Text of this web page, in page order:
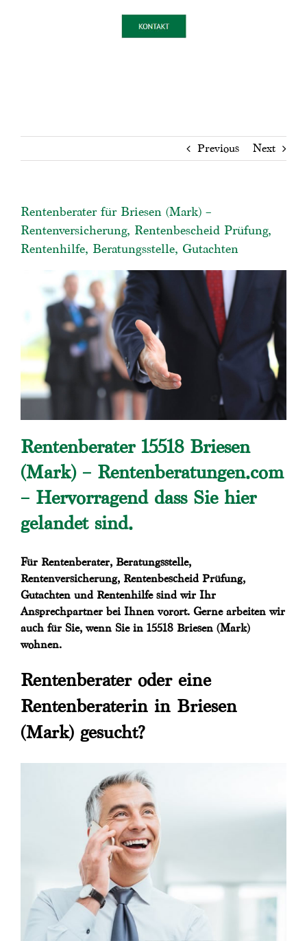
Previous Next
Rentenberater für Briesen (Mark) –
Rentenversicherung, Rentenbescheid Prüfung,
Rentenhilfe, Beratungsstelle, Gutachten
Rentenberater 15518 Briesen
(Mark) – Rentenberatungen.com
– Hervorragend dass Sie hier
gelandet sind.
Für Rentenberater, Beratungsstelle,
Rentenversicherung, Rentenbescheid Prüfung,
Gutachten und Rentenhilfe sind wir Ihr
Ansprechpartner bei Ihnen vorort. Gerne arbeiten wir
auch für Sie, wenn Sie in 15518 Briesen (Mark)
wohnen.
Rentenberater oder eine
Rentenberaterin in Briesen
(Mark) gesucht?